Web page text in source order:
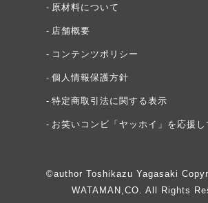
原材料について
店舗概要
コンテンツポリシー
個人情報保護方針
特定商取引法に関する表示
お笑いコンビ「ヤッホイ」を応援し
©author Toshikazu Yagasaki
WATAMAN,CO. All Rights